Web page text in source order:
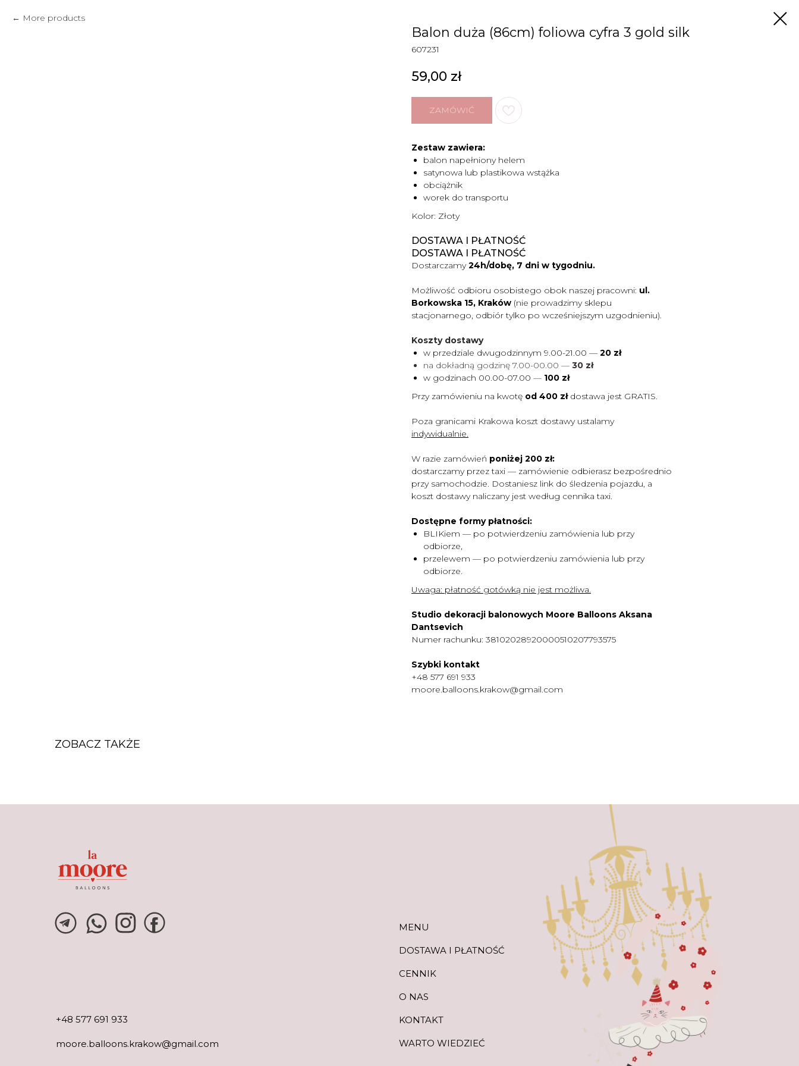
More products
Balon duża (86cm) foliowa cyfra 3 gold silk
607231
59,00 zł
ZAMÓWIĆ
Zestaw zawiera:
balon napełniony helem
satynowa lub plastikowa wstążka
obciążnik
worek do transportu
Kolor: Złoty
DOSTAWA I PŁATNOŚĆ
DOSTAWA I PŁATNOŚĆ
Dostarczamy24h/dobę, 7 dni w tygodniu.
Możliwość odbioru osobistego obok naszej pracowni: ul.
Borkowska 15, Kraków (nie prowadzimy sklepu
stacjonarnego, odbiór tylko po wcześniejszym uzgodnieniu).
Koszty dostawy
w przedziale dwugodzinnym 9.00-21.00 — 20 zł
na dokładną godzinę 7.00-00.00 — 30 zł
w godzinach 00.00-07.00 — 100 zł
Przy zamówieniu na kwotę od 400 zł dostawa jest GRATIS.
Poza granicami Krakowa koszt dostawy ustalamy
indywidualnie.
W razie zamówień poniżej 200 zł:
dostarczamy przez taxi — zamówienie odbierasz bezpośrednio
przy samochodzie. Dostaniesz link do śledzenia pojazdu, a
koszt dostawy naliczany jest według cennika taxi.
Dostępne formy płatności:
BLIKiem — po potwierdzeniu zamówienia lub przy
odbiorze,
przelewem — po potwierdzeniu zamówienia lub przy
odbiorze.
Uwaga: płatność gotówką nie jest możliwa.
Studio dekoracji balonowych Moore Balloons Aksana
Dantsevich
Numer rachunku: 38102028920000510207793575
Szybki kontakt
+48 577 691 933
moore.balloons.krakow@gmail.com
ZOBACZ TAKŻE
+48 577 691 933
moore.balloons.krakow@gmail.com
KONTAKT
O NAS
CENNIK
DOSTAWA I PŁATNOŚĆ
MENU
WARTO WIEDZIEĆ